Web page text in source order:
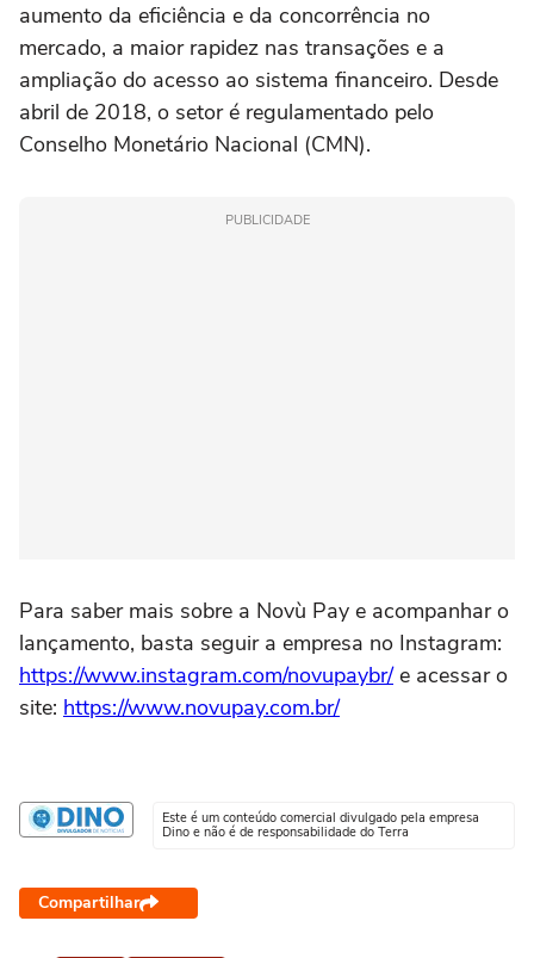
aumento da eficiência e da concorrência no
mercado, a maior rapidez nas transações e a
ampliação do acesso ao sistema financeiro. Desde
abril de 2018, o setor é regulamentado pelo
Conselho Monetário Nacional (CMN).
PUBLICIDADE
Para saber mais sobre a Novù Pay e acompanhar o
lançamento, basta seguir a empresa no Instagram:
https://www.instagram.com/novupaybr/e acessar o
site: https://www.novupay.com.br/
Este é um conteúdo comercial divulgado pela empresa
Dino e não é de responsabilidade do Terra
Compartilhar